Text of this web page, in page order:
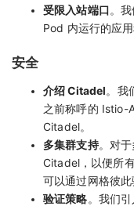
受限入站端口 。
Pod 内运行的应
安全
介绍 Citadel。我
之前称呼的 Istio-
Citadel。
多集群支持。对
Citadel，以便所
可以通过网格彼此
验证策略。我们